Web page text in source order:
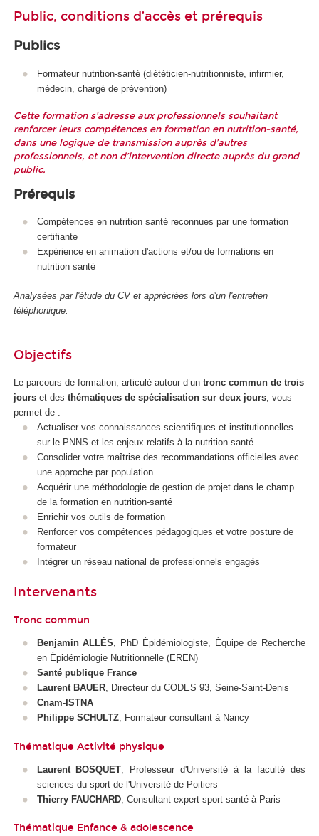
Public, conditions d’accès et prérequis
Publics
Formateur nutrition-santé (diététicien-nutritionniste, infirmier,
médecin, chargé de prévention)
Cette formation s’adresse aux professionnels souhaitant
renforcer leurs compétences en formation en nutrition-santé,
dans une logique de transmission auprès d’autres
professionnels, et non d’intervention directe auprès du grand
public.
Prérequis
Compétences en nutrition santé reconnues par une formation
certifiante
Expérience en animation d'actions et/ou de formations en
nutrition santé
Analysées par l'étude du CV et appréciées lors d'un l'entretien
téléphonique.
Objectifs
Le parcours de formation, articulé autour d’un tronc commun de trois
jours et des thématiques de spécialisation sur deux jours , vous
permet de :
Actualiser vos connaissances scientifiques et institutionnelles
sur le PNNS et les enjeux relatifs à la nutrition-santé
Consolider votre maîtrise des recommandations officielles avec
une approche par population
Acquérir une méthodologie de gestion de projet dans le champ
de la formation en nutrition-santé
Enrichir vos outils de formation
Renforcer vos compétences pédagogiques et votre posture de
formateur
Intégrer un réseau national de professionnels engagés
Intervenants
Tronc commun
Benjamin ALLÈS, PhD Épidémiologiste, Équipe de Recherche
en Épidémiologie Nutritionnelle (EREN)
Santé publique France
Laurent BAUER, Directeur du CODES 93, Seine-Saint-Denis
Cnam-ISTNA
Philippe SCHULTZ, Formateur consultant à Nancy
Thématique Activité physique
Laurent BOSQUET , Professeur d'Université à la faculté des
sciences du sport de l'Université de Poitiers
Thierry FAUCHARD, Consultant expert sport santé à Paris
Thématique Enfance & adolescence